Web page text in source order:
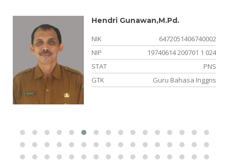
Hendri Gunawan,M.Pd.
NIK
6472051406740002
NIP
19740614 200701 1 024
STAT
PNS
GTK
Guru Bahasa Inggris